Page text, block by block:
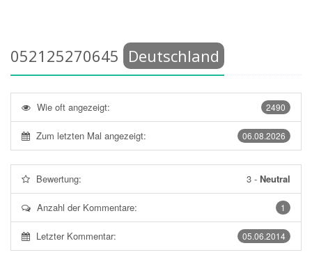
052125270645 Deutschland
2490
Wie oft angezeigt:
06.08.2026
Zum letzten Mal angezeigt:
Bewertung: 3 - Neutral
1
Anzahl der Kommentare:
05.06.2014
Letzter Kommentar: